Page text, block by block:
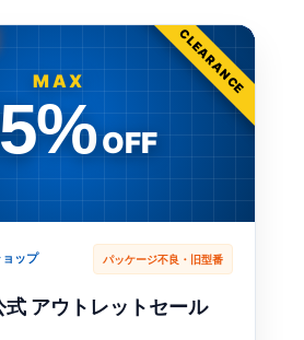
CLEARANCE
MAX
OFF
ップ パッケージ不良・旧型番
式 アウトレットセール